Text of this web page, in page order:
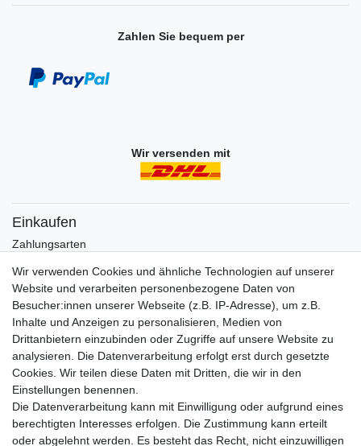
Zahlen Sie bequem per
Wir versenden mit
Einkaufen
Zahlungsarten
Widerrufsrecht
Warenkorb
Zur Kasse
Vertrag widerrufen
Mein Konto
Registrieren
Login
Wir verwenden Cookies und ähnliche Technologien auf unserer
Website und verarbeiten personenbezogene Daten von
Besucher:innen unserer Webseite (z.B. IP-Adresse), um z.B.
Inhalte und Anzeigen zu personalisieren, Medien von
Drittanbietern einzubinden oder Zugriffe auf unsere Website zu
analysieren. Die Datenverarbeitung erfolgt erst durch gesetzte
Cookies. Wir teilen diese Daten mit Dritten, die wir in den
Einstellungen benennen.
Die Datenverarbeitung kann mit Einwilligung oder aufgrund eines
berechtigten Interesses erfolgen. Die Zustimmung kann erteilt
oder abgelehnt werden. Es besteht das Recht, nicht einzuwilligen